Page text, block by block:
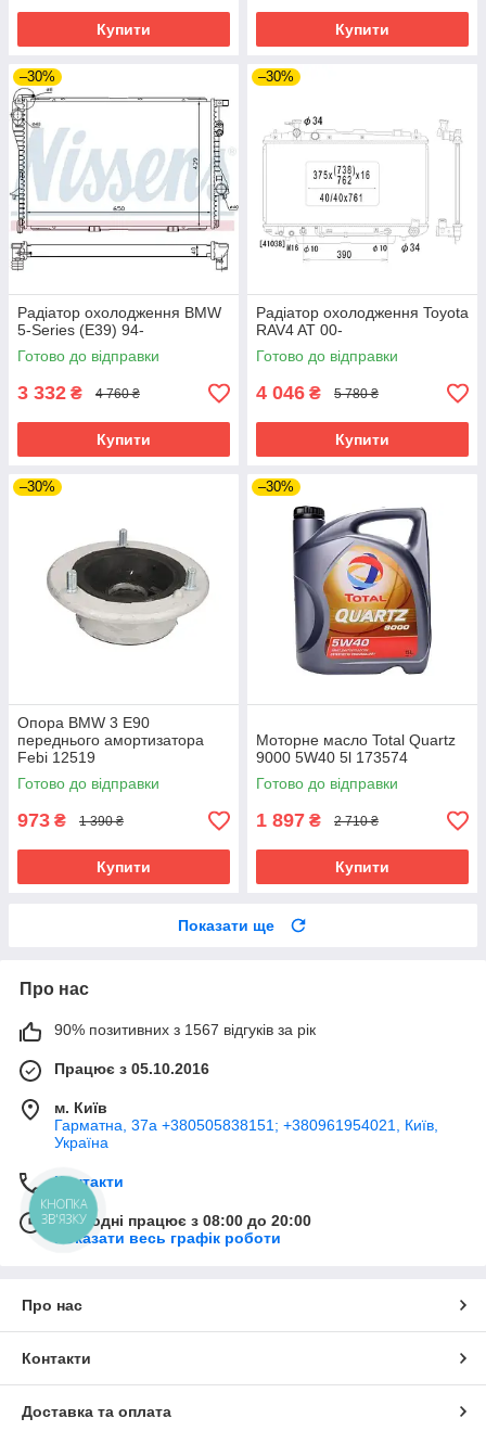
Купити Купити
–30%
Радіатор охолодження BMW
5-Series (E39) 94-
Готово до відправки
3 332 ₴ 4 760 ₴
Купити
–30%
Радіатор охолодження Toyota
RAV4 AT 00-
Готово до відправки
4 046 ₴ 5 780 ₴
Купити
–30%
Опора BMW 3 E90
переднього амортизатора
Febi 12519
Готово до відправки
973 ₴ 1 390 ₴
Купити
–30%
Моторне масло Total Quartz
9000 5W40 5l 173574
Готово до відправки
1 897 ₴ 2 710 ₴
Купити
Показати ще
Про нас
90% позитивних з 1567 відгуків за рік
Працює з 05.10.2016
м. Київ
Гарматна, 37а +380505838151; +380961954021, Київ,
Україна
Контакти
Сьогодні працює з 08:00 до 20:00
Показати весь графік роботи
Про нас
Контакти
Доставка та оплата
КНОПКА
ЗВ'ЯЗКУ